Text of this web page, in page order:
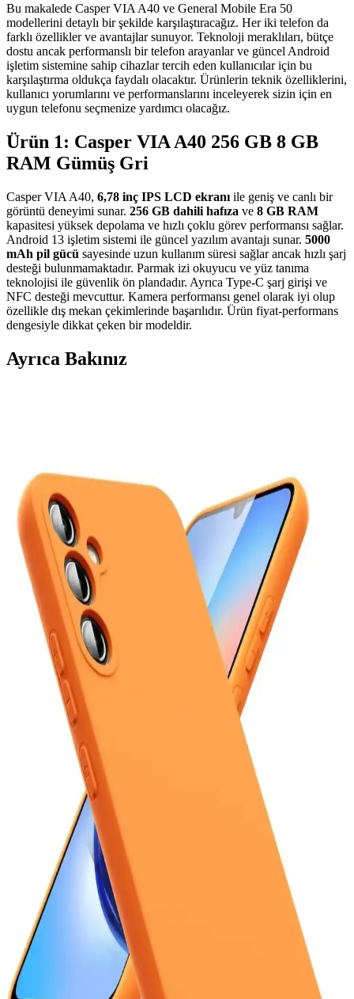
Bu makalede Casper VIA A40 ve General Mobile Era 50
modellerini detaylı bir şekilde karşılaştıracağız. Her iki telefon da
farklı özellikler ve avantajlar sunuyor. Teknoloji meraklıları, bütçe
dostu ancak performanslı bir telefon arayanlar ve güncel Android
işletim sistemine sahip cihazlar tercih eden kullanıcılar için bu
karşılaştırma oldukça faydalı olacaktır. Ürünlerin teknik özelliklerini,
kullanıcı yorumlarını ve performanslarını inceleyerek sizin için en
uygun telefonu seçmenize yardımcı olacağız.
Ürün 1: Casper VIA A40 256 GB 8 GB
RAM Gümüş Gri
Casper VIA A40, 6,78 inç IPS LCD ekranı ile geniş ve canlı bir
görüntü deneyimi sunar. 256 GB dahili hafıza ve 8 GB RAM
kapasitesi yüksek depolama ve hızlı çoklu görev performansı sağlar.
Android 13 işletim sistemi ile güncel yazılım avantajı sunar. 5000
mAh pil gücü sayesinde uzun kullanım süresi sağlar ancak hızlı şarj
desteği bulunmamaktadır. Parmak izi okuyucu ve yüz tanıma
teknolojisi ile güvenlik ön plandadır. Ayrıca Type-C şarj girişi ve
NFC desteği mevcuttur. Kamera performansı genel olarak iyi olup
özellikle dış mekan çekimlerinde başarılıdır. Ürün fiyat-performans
dengesiyle dikkat çeken bir modeldir.
Ayrıca Bakınız
uzun destek ve seyahat avantajı sunarken, Samsung özelleştirme ve
çok yönlülük sağlar. Diğer markalar performans ve fiyat dengesi
sunar.
Mediamarkt Kayseri'de Geniş Telefon Aksesuarları
Seçenekleri ve Ürün Çeşitleri
Mediamarkt Kayseri, geniş ürün yelpazesiyle telefon aksesuarları
sunuyor. Şarj kabloları, kılıflar, ekran koruyucuları ve kulaklıklar
gibi çeşitli ürünlerle telefonlarınızı koruyun ve kişiselleştirin.
Kişisel Kullanım İçin En Uygun Akıllı Telefon Seçimi
Güncel Kriterler ve Modeller
Kişisel kullanım için en uygun telefonu seçmek için güncel kriterler
ve modeller hakkında detaylı bilgi, karşılaştırma platformlarının
önemi ve seçim ipuçları içerir.
Poco Telefonların Özellikleri ve Kullanıcı
Deneyimleri Analizi
Poco telefonlar, güçlü işlemci, yüksek RAM, geniş depolama,
kaliteli ekran ve gelişmiş kamera özellikleriyle kullanıcıların ilgisini
çekiyor. Batarya ve yazılım desteğiyle de öne çıkıyor.
Galaxy A12 ve A36 Modellerinin Boyutları ve
Kullanım İçin En Uygun Seçenekler
Galaxy A12 ve A36 modellerinin boyutları hakkında detaylar,
kullanım alışkanlıklarına uygun telefon seçimi için önemli kriterler
ve öneriler içerir.
8000 mAh Kapasiteli Telefon Bataryası: Uzun Süreli
Kullanım ve Teknolojik Özellikler